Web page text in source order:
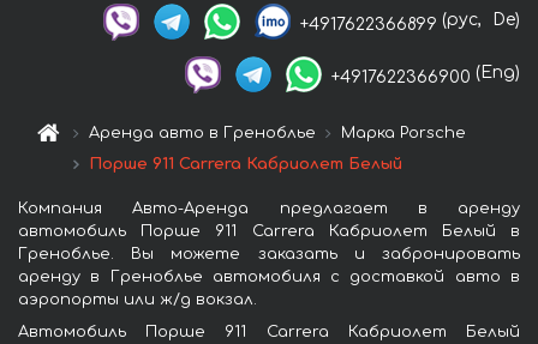
+4917622366899 (рус, De)
+4917622366900 (Eng)
Аренда авто в Греноблье
Марка Porsche
Порше 911 Carrera Кабриолет Белый
Компания Авто-Аренда предлагает в аренду
автомобиль Порше 911 Carrera Кабриолет Белый в
Греноблье. Вы можете заказать и забронировать
аренду в Греноблье автомобиля с доставкой авто в
аэропорты или ж/д вокзал.
Автомобиль Порше 911 Carrera Кабриолет Белый